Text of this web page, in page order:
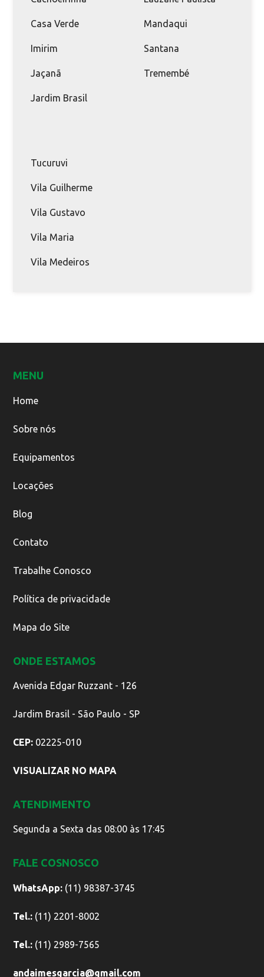
Casa Verde
Imirim
Jaçanã
Jardim Brasil
Mandaqui
Santana
Tremembé
Tucuruvi
Vila Guilherme
Vila Gustavo
Vila Maria
Vila Medeiros
MENU
Home
Sobre nós
Equipamentos
Locações
Blog
Contato
Trabalhe Conosco
Política de privacidade
Mapa do Site
ONDE ESTAMOS
Avenida Edgar Ruzzant - 126
Jardim Brasil - São Paulo - SP
CEP: 02225-010
VISUALIZAR NO MAPA
ATENDIMENTO
Segunda a Sexta das 08:00 às 17:45
FALE COSNOSCO
WhatsApp: (11) 98387-3745
Tel.: (11) 2201-8002
Tel.: (11) 2989-7565
andaimesgarcia@gmail.com